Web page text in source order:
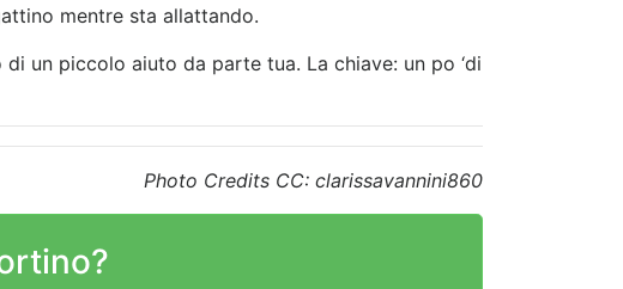
mentre sta allattando.
un piccolo aiuto da parte tua. La chiave: un po ‘di
Photo Credits CC: clarissavannini860